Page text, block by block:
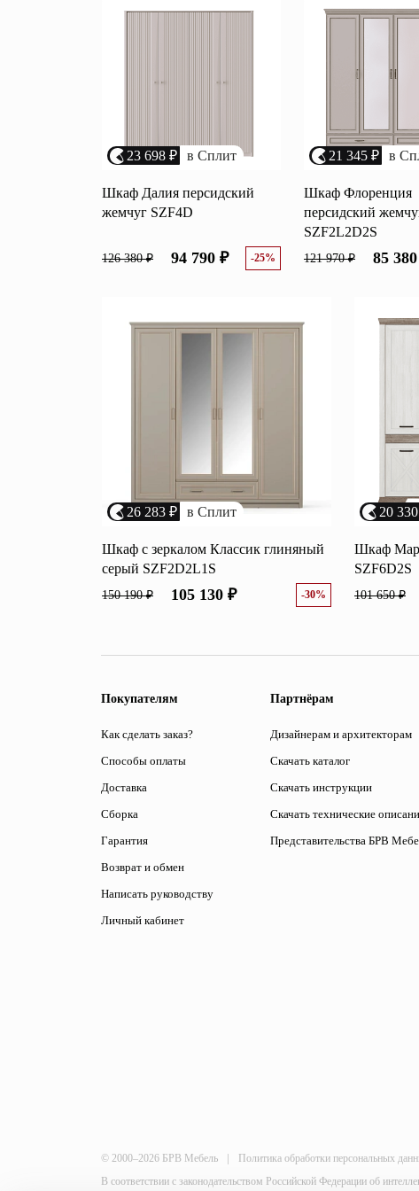
Прихожие
Освещение
Декор
матрасы
Угловые
23 698 ₽ в Сплит
Шкаф Далия персидский
жемчуг SZF4D
126 380 ₽ 94 790 ₽ -25%
21 345 ₽ в
Шкаф Флоренция
персидский
SZF2L2D2S
121 970 ₽ 85
26 283 ₽ в Сплит
Шкаф с зеркалом Классик глиняный
серый SZF2D2L1S
150 190 ₽ 105 130 ₽ -30%
20
Шкаф
SZF6D2S
101 650 ₽
Покупателям
Как сделать заказ?
Способы оплаты
Доставка
Сборка
Гарантия
Возврат и обмен
Написать руководству
Личный кабинет
Партнёрам
Дизайнерам и архитекторам
Скачать каталог
Скачать инструкции
Скачать технические
Представительства БРВ
© 2000–2026 БРВ Мебель | Политика обработки персональных
В соответствии с законодательством Российской Федерации об